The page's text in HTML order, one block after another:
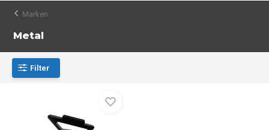
Marken
Metal
Filter